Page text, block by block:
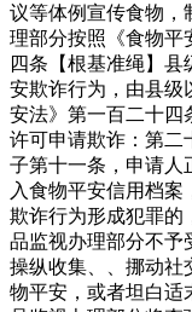
议等体例宣传食物，
理部分按照《食物平
四条【根基准绳】
安欺诈行为，由县级
安法》第一百二十四
许可申请欺诈：第二
子第十一条，申请人
入食物平安信用档
欺诈行为形成犯罪的
品监视办理部分不予
操纵收集、、挪动社
物平安，或者坦白适